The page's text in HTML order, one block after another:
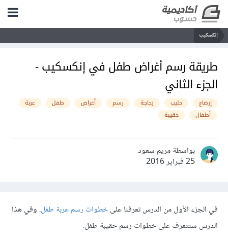
إنكسكيب
طريقة رسم أغراض طفل في إنكسكيب -
الجزء الثاني
إرضاع حليب زجاجة رسم أغراض طفل
عربة
أطفال
حقيبة
بواسطة مريم سعود
25 فبراير 2016
في الجزء الأول من الدرس تعرفنا علىخطوات رسم عربة طفل. وفي هذا
الدرس سنتعرف على خطوات رسم حقيبة طفل.